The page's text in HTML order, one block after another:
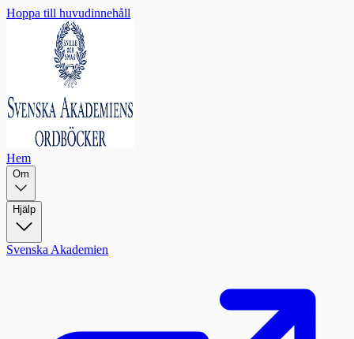
Hoppa till huvudinnehåll
Hem
Om
Hjälp
Svenska Akademien